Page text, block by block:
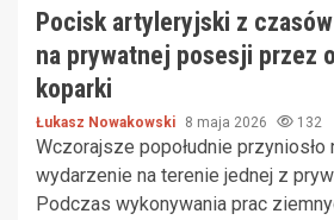
Pocisk artyleryjski z
na prywatnej posesji przez
koparki
Łukasz Nowakowski 8 maja 2026 132
Wczorajsze popołudnie
wydarzenie na terenie jednej z
Podczas wykonywania prac